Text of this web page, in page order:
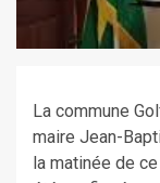
La commune
maire Jean-
la matinée de